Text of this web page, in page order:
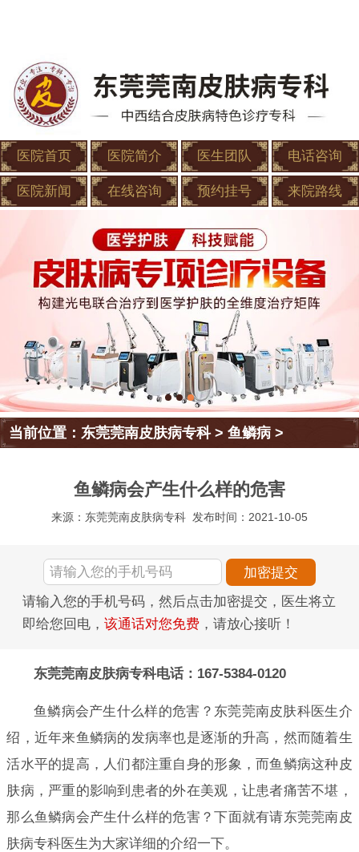
医院首页 医院简介 医生团队 电话咨询
医院新闻 在线咨询 预约挂号 来院路线
当前位置：东莞莞南皮肤病专科>鱼鳞病 >
鱼鳞病会产生什么样的危害
来源：东莞莞南皮肤病专科 发布时间：2021-10-05
请输入您的手机号码，然后点击加密提交，医生将立
即给您回电， 该通话对您免费 ，请放心接听！
东莞莞南皮肤病专科电话：167-5384-0120
鱼鳞病会产生什么样的危害？东莞莞南皮肤科医生介
绍，近年来鱼鳞病的发病率也是逐渐的升高，然而随着生
活水平的提高，人们都注重自身的形象，而鱼鳞病这种皮
肤病，严重的影响到患者的外在美观，让患者痛苦不堪，
那么鱼鳞病会产生什么样的危害？下面就有请东莞莞南皮
肤病专科医生为大家详细的介绍一下。